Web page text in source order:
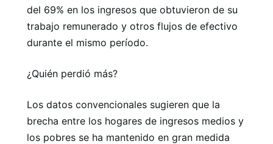
del 69% en los ingresos que obtuvieron de su
trabajo remunerado y otros flujos de efectivo
durante el mismo período.
¿Quién perdió más?
Los datos convencionales sugieren que la
brecha entre los hogares de ingresos medios y
los pobres se ha mantenido en gran medida